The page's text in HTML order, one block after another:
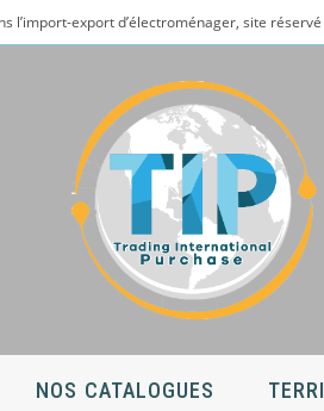
l’import-export d’électroménager, site
NOS CATALOGUES